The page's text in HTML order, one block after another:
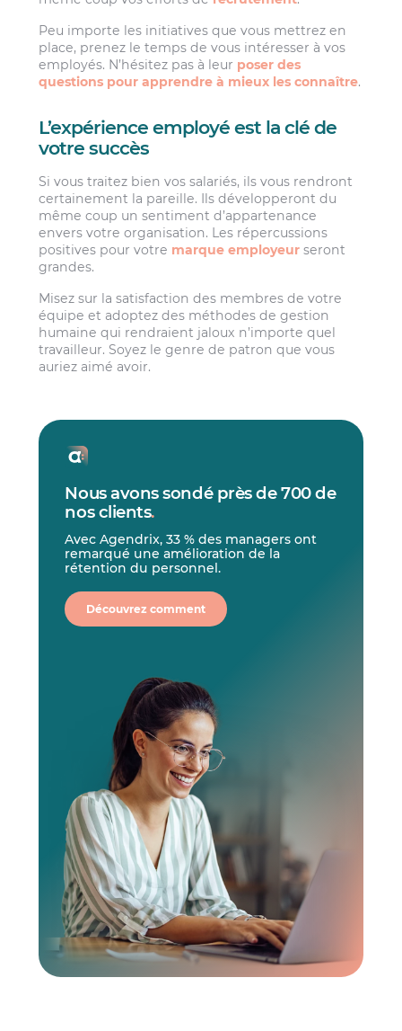
Peu importe les initiatives que vous mettrez en
place, prenez le temps de vous intéresser à vos
employés. N’hésitez pas à leur poser des
questions pour apprendre à mieux les connaître.
L’expérience employé est la clé de
votre succès
Si vous traitez bien vos salariés, ils vous rendront
certainement la pareille. Ils développeront du
même coup un sentiment d’appartenance
envers votre organisation. Les répercussions
positives pour votre marque employeur seront
grandes.
Misez sur la satisfaction des membres de votre
équipe et adoptez des méthodes de gestion
humaine qui rendraient jaloux n’importe quel
travailleur. Soyez le genre de patron que vous
auriez aimé avoir.
Nous avons sondé près de 700 de
nos clients.
Avec Agendrix, 33 % des managers ont
remarqué une amélioration de la
rétention du personnel.
Découvrez comment